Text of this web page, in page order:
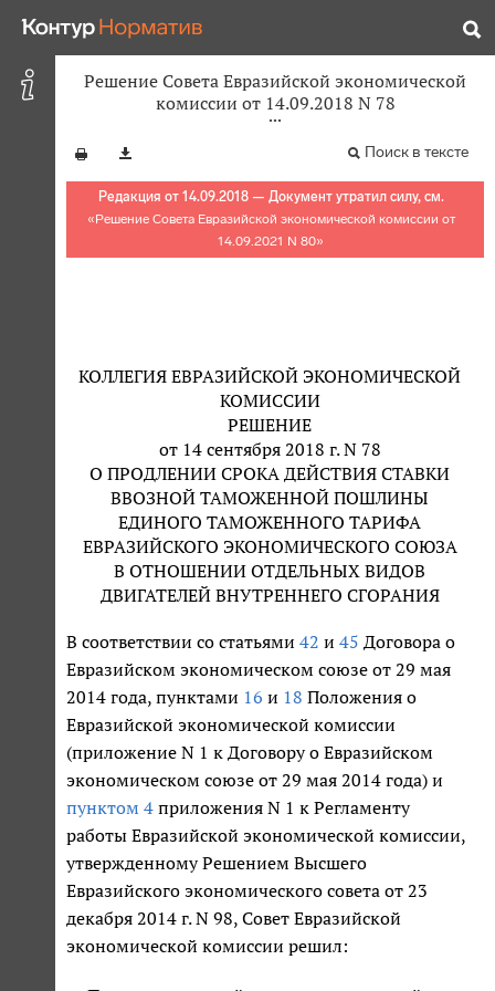
Решение Совета Евразийской экономической
комиссии от 14.09.2018 N 78
Поиск в тексте
Редакция от 14.09.2018 — Документ утратил силу, см.
«Решение Совета Евразийской экономической комиссии от
14.09.2021 N 80»
КОЛЛЕГИЯ ЕВРАЗИЙСКОЙ ЭКОНОМИЧЕСКОЙ
КОМИССИИ
РЕШЕНИЕ
от 14 сентября 2018 г. N 78
О ПРОДЛЕНИИ СРОКА ДЕЙСТВИЯ СТАВКИ
ВВОЗНОЙ ТАМОЖЕННОЙ ПОШЛИНЫ
ЕДИНОГО ТАМОЖЕННОГО ТАРИФА
ЕВРАЗИЙСКОГО ЭКОНОМИЧЕСКОГО СОЮЗА
В ОТНОШЕНИИ ОТДЕЛЬНЫХ ВИДОВ
ДВИГАТЕЛЕЙ ВНУТРЕННЕГО СГОРАНИЯ
В соответствии со статьями 42 и 45 Договора о
Евразийском экономическом союзе от 29 мая
2014 года, пунктами 16 и 18 Положения о
Евразийской экономической комиссии
(приложение N 1 к Договору о Евразийском
экономическом союзе от 29 мая 2014 года) и
пунктом 4 приложения N 1 к Регламенту
работы Евразийской экономической комиссии,
утвержденному Решением Высшего
Евразийского экономического совета от 23
декабря 2014 г. N 98, Совет Евразийской
экономической комиссии решил: